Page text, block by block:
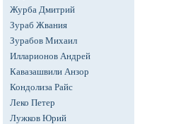
Журба Дмитрий
Зураб Жвания
Зурабов Михаил
Илларионов Андрей
Кавазашвили Анзор
Кондолиза Райс
Леко Петер
Лужков Юрий